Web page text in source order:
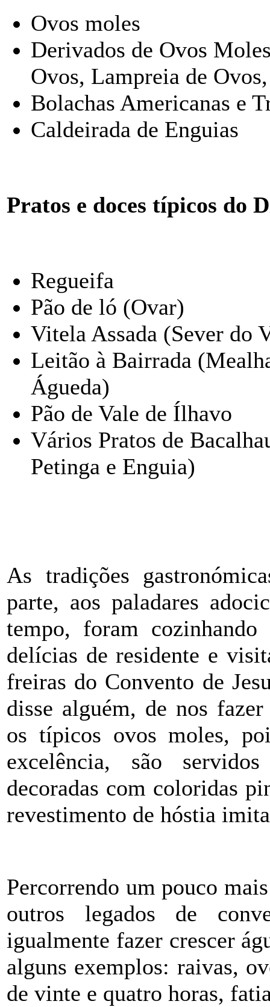
Ovos moles
Derivados de Ovos
Ovos, Lampreia de
Bolachas Americanas e
Caldeirada de Enguias
Pratos e doces típicos do
Regueifa
Pão de ló (Ovar)
Vitela Assada (Sever do
Leitão à Bairrada
Águeda)
Pão de Vale de Ílhavo
Vários Pratos de
Petinga e Enguia)
As tradições
parte, aos paladares
tempo, foram
delícias de residente e
freiras do Convento de
disse alguém, de nos
os típicos ovos moles,
excelência, são
decoradas com coloridas
revestimento de hóstia
Percorrendo um pouco
outros legados de
igualmente fazer crescer
alguns exemplos: raivas,
de vinte e quatro horas,